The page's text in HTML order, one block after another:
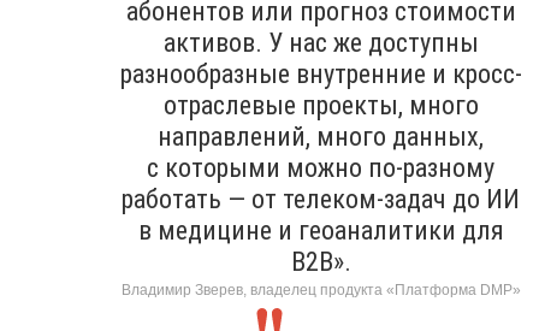
абонентов или прогноз стоимости
активов. У нас же доступны
разнообразные внутренние и кросс-
отраслевые проекты, много
направлений, много данных,
с которыми можно по-разному
работать — от телеком-задач до ИИ
в медицине и геоаналитики для
B2B».
Владимир Зверев, владелец продукта «Платформа DMP»